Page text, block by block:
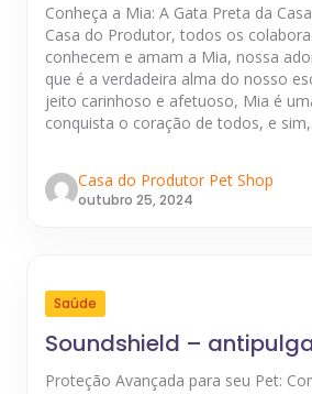
Conheça a Mia: A Gata Preta da
Casa do Produtor, todos os
conhecem e amam a Mia, nossa
que é a verdadeira alma do nosso
jeito carinhoso e afetuoso, Mia é
conquista o coração de todos, e
Casa do Produtor Pet Shop
outubro 25, 2024
Saúde
Soundshield –
Proteção Avançada para seu Pet: